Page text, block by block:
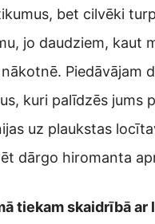
bet cilvēki
jo daudziem, kaut
Piedāvājam
kuri palīdzēs jums
uz plaukstas
dārgo hiromanta
tiekam skaidrībā ar